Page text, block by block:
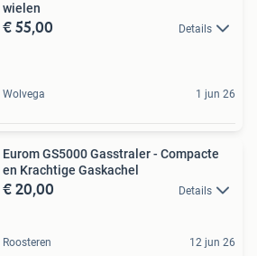
wielen
€ 55,00 Details
Wolvega 1 jun 26
Eurom GS5000 Gasstraler - Compacte
en Krachtige Gaskachel
€ 20,00 Details
Roosteren 12 jun 26